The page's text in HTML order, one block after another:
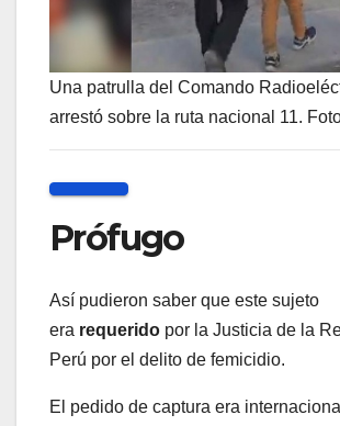
Una patrulla del Comando
arrestó sobre la ruta nacional 11.
Prófugo
Así pudieron saber que este sujeto
era requerido por la Justicia de la
Perú por el delito de femicidio.
El pedido de captura era internacional